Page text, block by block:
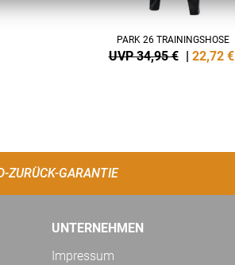
PARK 26 TRAININGSHOSE
UVP 34,95 € 22,72 €
ZURÜCK-GARANTIE
UNTERNEHMEN
Impressum